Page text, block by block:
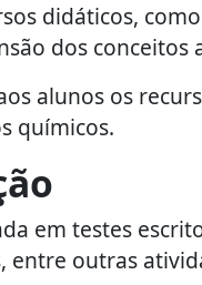
didáticos,
dos conceitos
alunos os
químicos.
em testes
entre outras